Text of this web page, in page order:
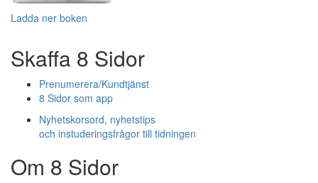
Ladda ner boken
Skaffa 8 Sidor
Prenumerera/Kundtjänst
8 Sidor som app
Nyhetskorsord, nyhetstips
och instuderingsfrågor till tidningen
Om 8 Sidor